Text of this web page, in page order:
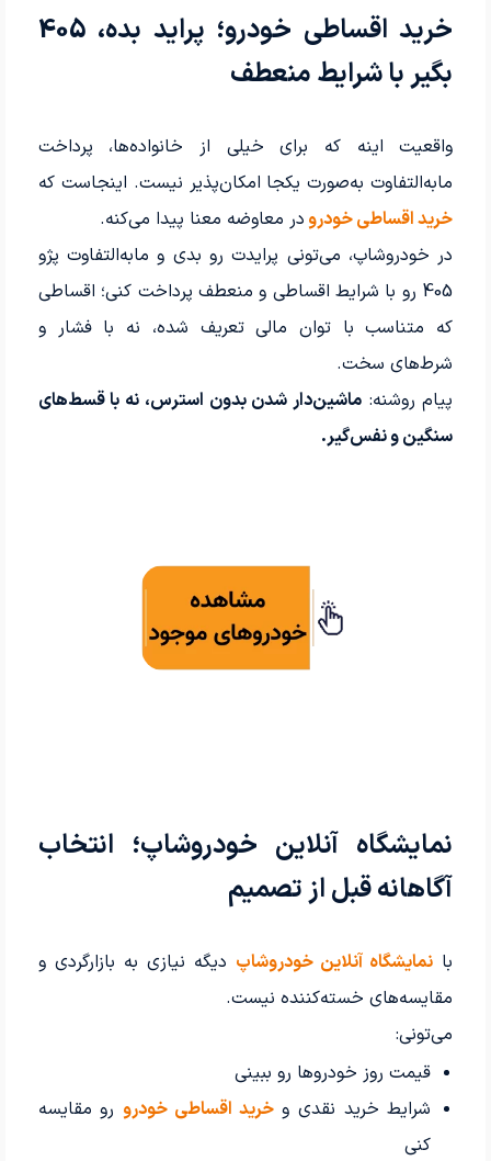
خرید اقساطی خودرو؛ پراید بده، 405
بگیر با شرایط منعطف
واقعیت اینه که برای خیلی از خانواده‌ها، پرداخت
مابه‌التفاوت به‌صورت یکجا امکان‌پذیر نیست. اینجاست که
خرید اقساطی خودرو در معاوضه معنا پیدا می‌کنه.
در خودروشاپ، می‌تونی پرایدت رو بدی و مابه‌التفاوت پژو
405 رو با شرایط اقساطی و منعطف پرداخت کنی؛ اقساطی
که متناسب با توان مالی تعریف شده، نه با فشار و
شرط‌های سخت.
پیام روشنه:ماشین‌دار شدن بدون استرس، نه با قسط‌های
سنگین و نفس‌گیر.
نمایشگاه آنلاین خودروشاپ؛ انتخاب
آگاهانه قبل از تصمیم
با نمایشگاه آنلاین خودروشاپ دیگه نیازی به بازارگردی و
مقایسه‌های خسته‌کننده نیست.
می‌تونی:
قیمت روز خودروها رو ببینی
شرایط خرید نقدی وخرید اقساطی خودرورو مقایسه
کنی